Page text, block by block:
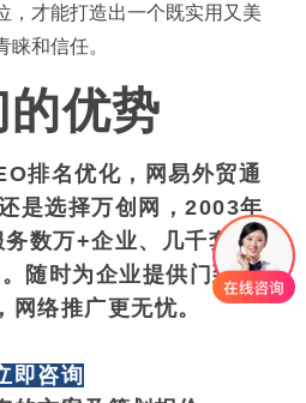
，才能打造出一个既实用又美
和信任。
优势
排名优化 ， 网易外贸通
是选择万创网，2003年
数万+企业、几千套大
随时为企业提供门到门
网络推广更无忧。
即咨询